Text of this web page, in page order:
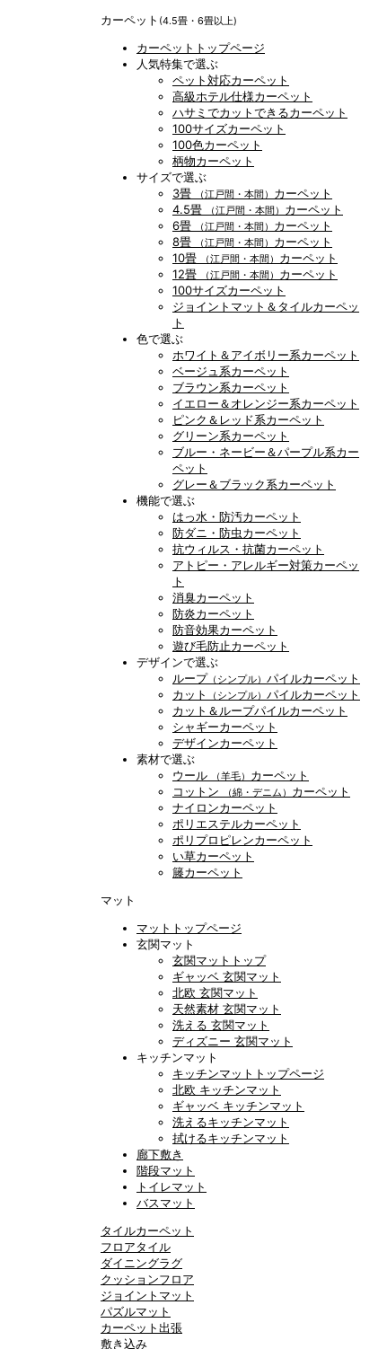
カーペット (4.5畳・6畳以上)
カーペットトップページ
人気特集で選ぶ
ペット対応カーペット
高級ホテル仕様カーペット
ハサミでカットできるカーペット
100サイズカーペット
100色カーペット
柄物カーペット
サイズで選ぶ
3畳
（江戸間・本間） カーペット
4.5畳
（江戸間・本間） カーペット
6畳
（江戸間・本間） カーペット
8畳
（江戸間・本間） カーペット
10畳
（江戸間・本間） カーペット
12畳
（江戸間・本間） カーペット
100サイズカーペット
ジョイントマット＆タイルカーペッ
ト
色で選ぶ
ホワイト＆アイボリー系カーペット
ベージュ系カーペット
ブラウン系カーペット
イエロー＆オレンジー系カーペット
ピンク＆レッド系カーペット
グリーン系カーペット
ブルー・ネービー＆パープル系カー
ペット
グレー＆ブラック系カーペット
機能で選ぶ
はっ水・防汚カーペット
防ダニ・防虫カーペット
抗ウィルス・抗菌カーペット
アトピー・アレルギー対策カーペッ
ト
消臭カーペット
防炎カーペット
防音効果カーペット
遊び毛防止カーペット
デザインで選ぶ
ループ （シンプル） パイルカーペット
カット
（シンプル） パイルカーペット
カット＆ループパイルカーペット
シャギーカーペット
デザインカーペット
素材で選ぶ
ウール
（羊毛） カーペット
コットン
（綿・デニム） カーペット
ナイロンカーペット
ポリエステルカーペット
ポリプロピレンカーペット
い草カーペット
籐カーペット
マット
マットトップページ
玄関マット
玄関マットトップ
ギャッベ 玄関マット
北欧 玄関マット
天然素材 玄関マット
洗える 玄関マット
ディズニー 玄関マット
キッチンマット
キッチンマットトップページ
北欧 キッチンマット
ギャッベ キッチンマット
洗えるキッチンマット
拭けるキッチンマット
廊下敷き
階段マット
トイレマット
バスマット
タイルカーペット
フロアタイル
ダイニングラグ
クッションフロア
ジョイントマット
パズルマット
カーペット出張
敷き込み